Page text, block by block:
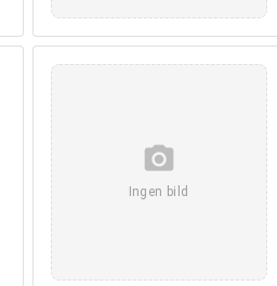
camera_alt
Ingen bild